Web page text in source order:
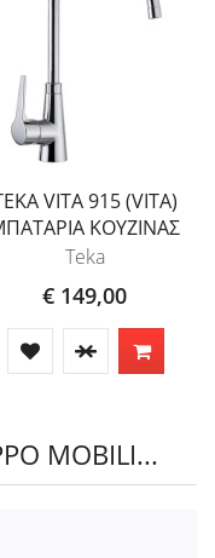
VITA 915 (VITA)
ΚΟΥΖΙΝΑΣ
Teka
€ 149,00
MOBILI...